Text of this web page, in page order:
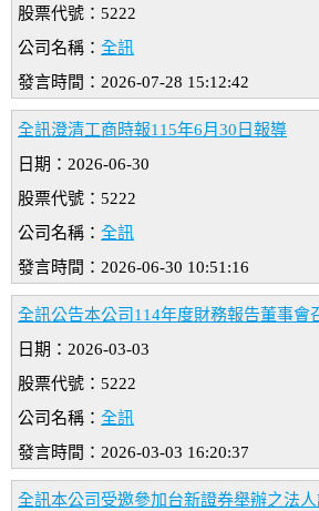
股票代號：5222
公司名稱： 全訊
發言時間：2026-07-28 15:12:42
全訊澄清工商時報115年6月30日報導
日期：2026-06-30
股票代號：5222
公司名稱： 全訊
發言時間：2026-06-30 10:51:16
全訊公告本公司114年度財務報告董事會
日期：2026-03-03
股票代號：5222
公司名稱： 全訊
發言時間：2026-03-03 16:20:37
全訊本公司受邀參加台新證券舉辦之法